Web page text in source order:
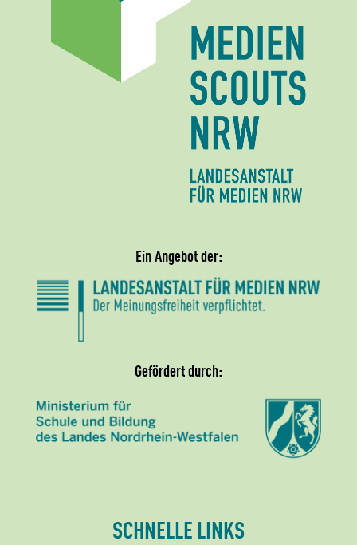
Ein Angebot der:
Gefördert durch:
SCHNELLE LINKS